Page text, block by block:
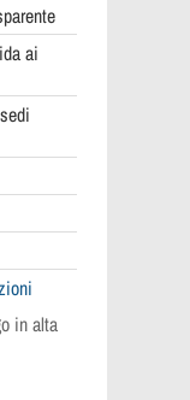
ai
in alta